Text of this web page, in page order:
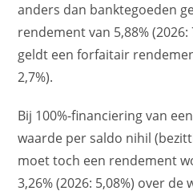
anders dan banktegoeden
rendement van 5,88%
geldt een forfaitair
2,7%).
Bij 100%-financiering van
waarde per saldo nihil
moet toch een rendement
3,26% (2026: 5,08%) over